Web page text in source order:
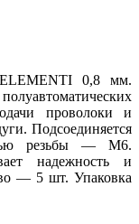
0,8 мм.
проволоки и
Подсоединяется
резьбы — М6.
надежность и
— 5 шт. Упаковка